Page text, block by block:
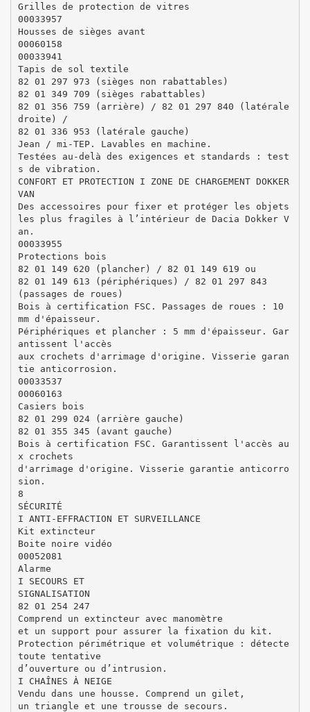
Grilles de protection de vitres
00033957
Housses de sièges avant
00060158
00033941
Tapis de sol textile
82 01 297 973 (sièges non rabattables)
82 01 349 709 (sièges rabattables)
82 01 356 759 (arrière) / 82 01 297 840 (latérale
droite) /
82 01 336 953 (latérale gauche)
Jean / mi-TEP. Lavables en machine.
Testées au-delà des exigences et standards : test
s de vibration.
CONFORT ET PROTECTION I ZONE DE CHARGEMENT DOKKER
VAN
Des accessoires pour fixer et protéger les objets
les plus fragiles à l’intérieur de Dacia Dokker V
an.
00033955
Protections bois
82 01 149 620 (plancher) / 82 01 149 619 ou
82 01 149 613 (périphériques) / 82 01 297 843
(passages de roues)
Bois à certification FSC. Passages de roues : 10
mm d'épaisseur.
Périphériques et plancher : 5 mm d'épaisseur. Gar
antissent l'accès
aux crochets d'arrimage d'origine. Visserie garan
tie anticorrosion.
00033537
00060163
Casiers bois
82 01 299 024 (arrière gauche)
82 01 355 345 (avant gauche)
Bois à certification FSC. Garantissent l'accès au
x crochets
d'arrimage d'origine. Visserie garantie anticorro
sion.
8
SÉCURITÉ
I ANTI-EFFRACTION ET SURVEILLANCE
Kit extincteur
Boite noire vidéo
00052081
Alarme
I SECOURS ET
SIGNALISATION
82 01 254 247
Comprend un extincteur avec manomètre
et un support pour assurer la fixation du kit.
Protection périmétrique et volumétrique : détecte
toute tentative
d’ouverture ou d’intrusion.
I CHAÎNES À NEIGE
Vendu dans une housse. Comprend un gilet,
un triangle et une trousse de secours.